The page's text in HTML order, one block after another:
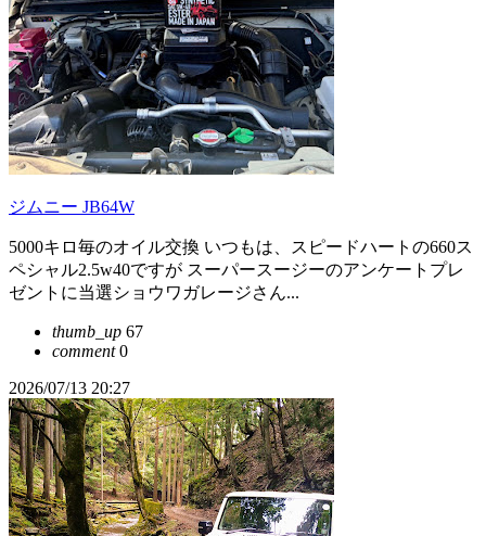
ジムニー JB64W
5000キロ毎のオイル交換 いつもは、スピードハートの660ス
ペシャル2.5w40ですが スーパースージーのアンケートプレ
ゼントに当選ショウワガレージさん...
thumb_up 67
comment0
2026/07/13 20:27